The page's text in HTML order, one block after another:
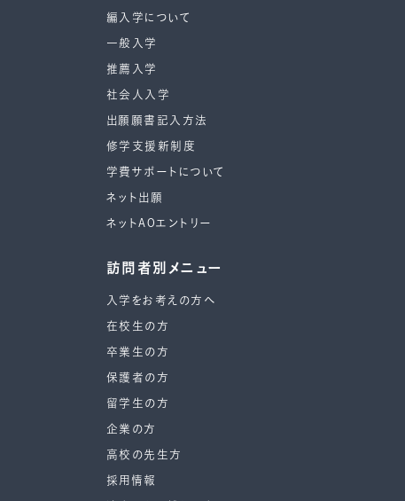
編入学について
一般入学
推薦入学
社会人入学
出願願書記入方法
修学支援新制度
学費サポートについて
ネット出願
ネットAOエントリー
訪問者別メニュー
入学をお考えの方へ
在校生の方
卒業生の方
保護者の方
留学生の方
企業の方
高校の先生方
採用情報